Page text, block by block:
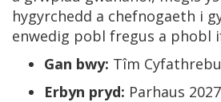
hygyrchedd a chefnogaeth i
enwedig pobl fregus a phobl
Gan bwy: Tîm
Erbyn pryd: Parhaus 2027